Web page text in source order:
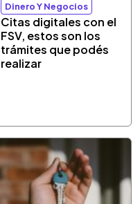
Dinero Y Negocios
Citas digitales con el
FSV, estos son los
trámites que podés
realizar